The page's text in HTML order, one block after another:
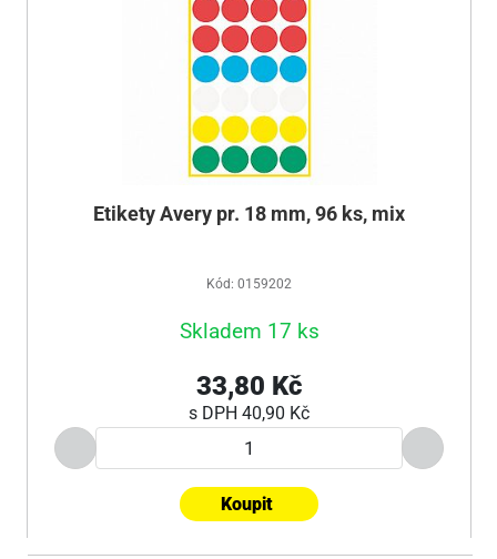
Etikety Avery pr. 18 mm, 96 ks, mix
Kód: 0159202
Skladem 17 ks
33,80 Kč
s DPH 40,90 Kč
Koupit